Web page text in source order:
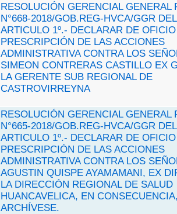
RESOLUCIÓN GERENCIAL GENERAL
N°668-2018/GOB.REG-HVCA/GGR
ARTICULO 1º.- DECLARAR DE
PRESCRIPCIÓN DE LAS ACCIONES
ADMINISTRATIVA CONTRA LOS
SIMEON CONTRERAS CASTILLO EX
LA GERENTE SUB REGIONAL DE
CASTROVIRREYNA
RESOLUCIÓN GERENCIAL GENERAL
N°665-2018/GOB.REG-HVCA/GGR
ARTICULO 1º.- DECLARAR DE
PRESCRIPCIÓN DE LAS ACCIONES
ADMINISTRATIVA CONTRA LOS
AGUSTIN QUISPE AYAMAMANI, EX
LA DIRECCIÓN REGIONAL DE SALUD
HUANCAVELICA, EN
ARCHÍVESE.